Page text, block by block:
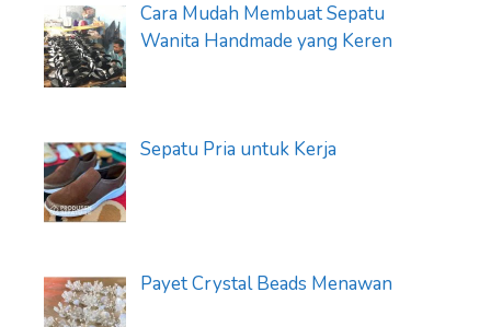
Cara Mudah Membuat Sepatu
Wanita Handmade yang Keren
Sepatu Pria untuk Kerja
Payet Crystal Beads Menawan